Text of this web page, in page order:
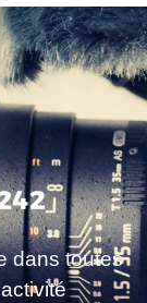
dans toutes